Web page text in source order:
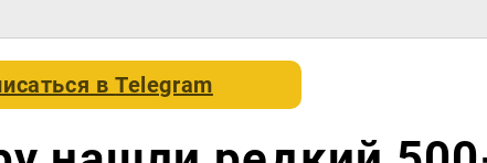
вTelegram